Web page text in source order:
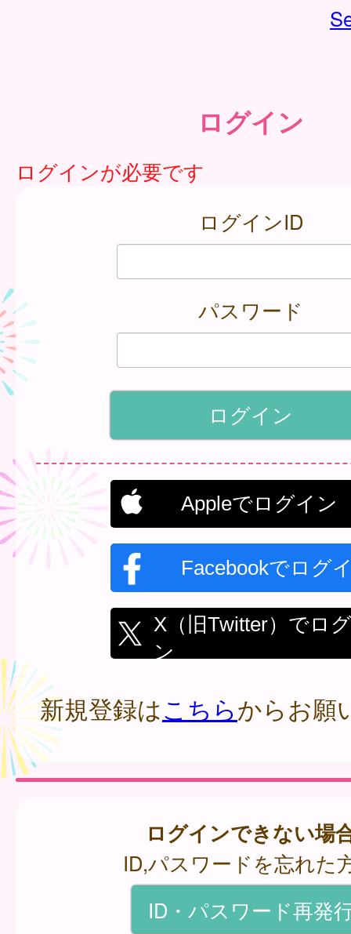
ログイン
ログインが必要です
ログインID
パスワード
Appleでログイン
Facebookでログ
X（旧Twitter）でロ
ン
新規登録はこちらからお願
ログインできない場
ID,パスワードを忘れた
ID・パスワード再発